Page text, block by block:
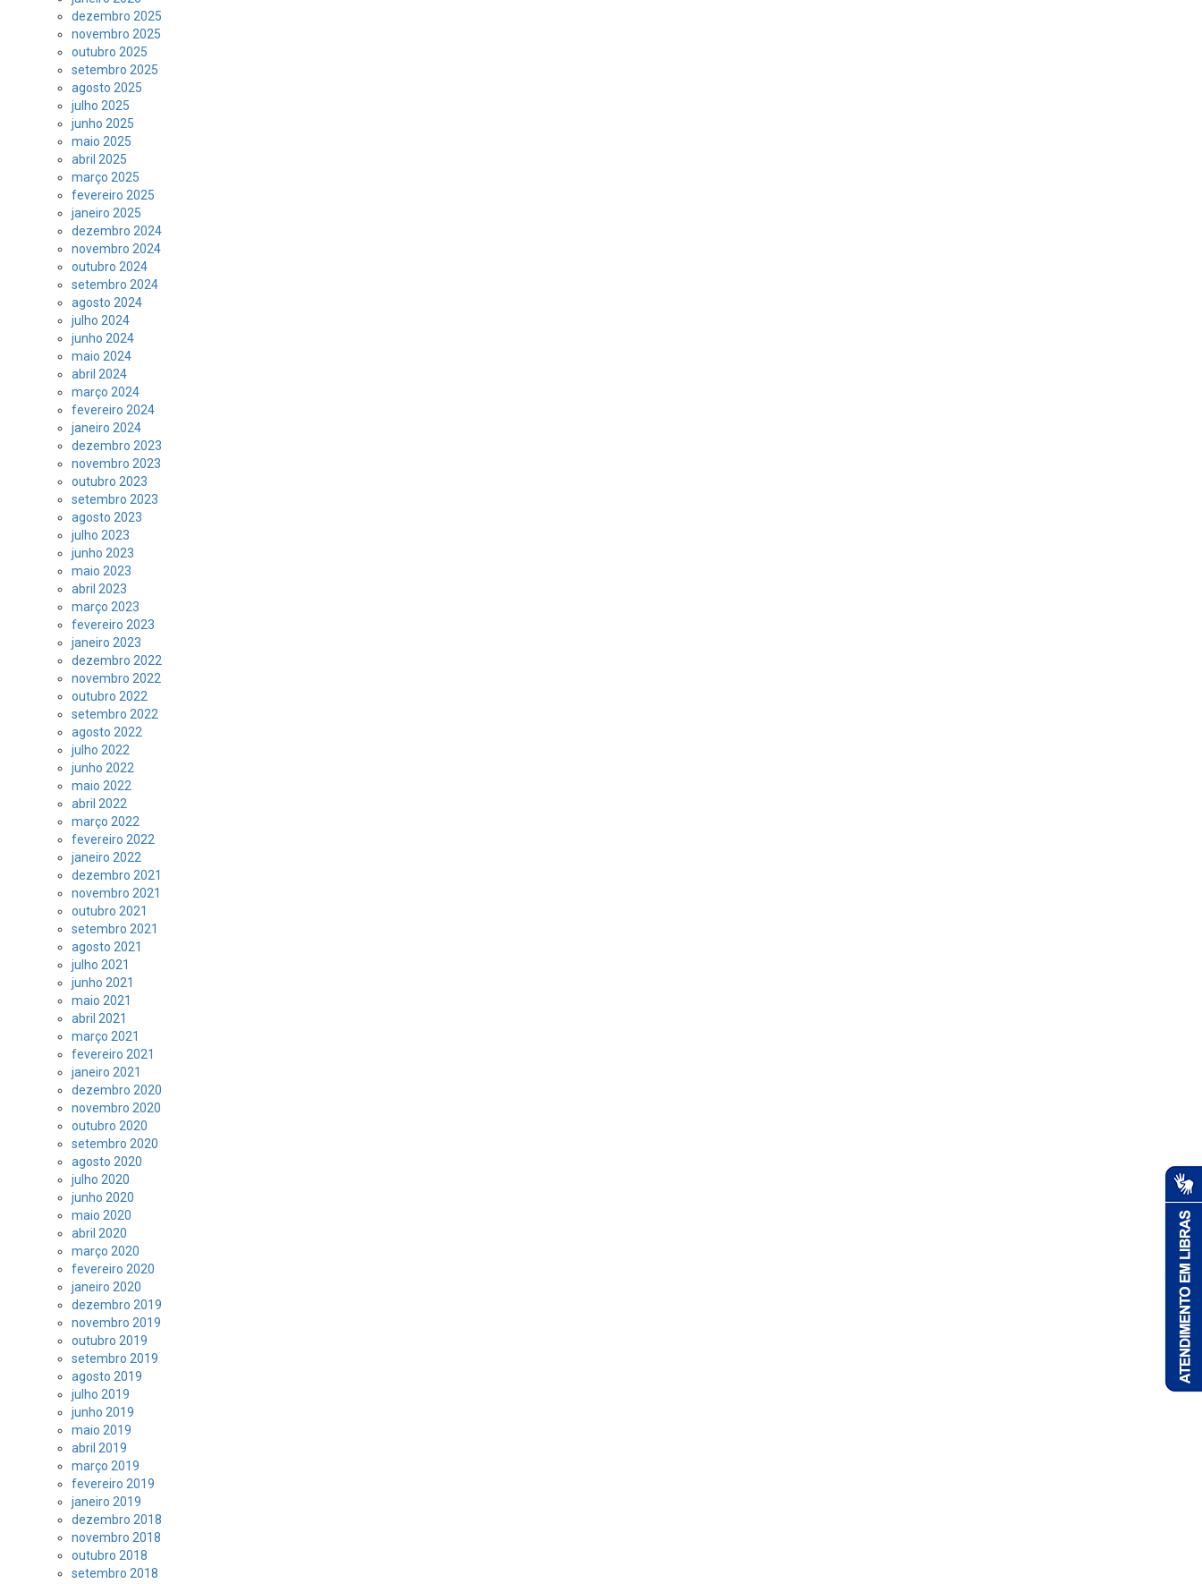
dezembro 2025
novembro 2025
outubro 2025
setembro 2025
agosto 2025
julho 2025
junho 2025
maio 2025
abril 2025
março 2025
fevereiro 2025
janeiro 2025
dezembro 2024
novembro 2024
outubro 2024
setembro 2024
agosto 2024
julho 2024
junho 2024
maio 2024
abril 2024
março 2024
fevereiro 2024
janeiro 2024
dezembro 2023
novembro 2023
outubro 2023
setembro 2023
agosto 2023
julho 2023
junho 2023
maio 2023
abril 2023
março 2023
fevereiro 2023
janeiro 2023
dezembro 2022
novembro 2022
outubro 2022
setembro 2022
agosto 2022
julho 2022
junho 2022
maio 2022
abril 2022
março 2022
fevereiro 2022
janeiro 2022
dezembro 2021
novembro 2021
outubro 2021
setembro 2021
agosto 2021
julho 2021
junho 2021
maio 2021
abril 2021
março 2021
fevereiro 2021
janeiro 2021
dezembro 2020
novembro 2020
outubro 2020
setembro 2020
agosto 2020
julho 2020
junho 2020
maio 2020
abril 2020
março 2020
fevereiro 2020
janeiro 2020
dezembro 2019
novembro 2019
outubro 2019
setembro 2019
agosto 2019
julho 2019
junho 2019
maio 2019
abril 2019
março 2019
fevereiro 2019
janeiro 2019
dezembro 2018
novembro 2018
outubro 2018
setembro 2018